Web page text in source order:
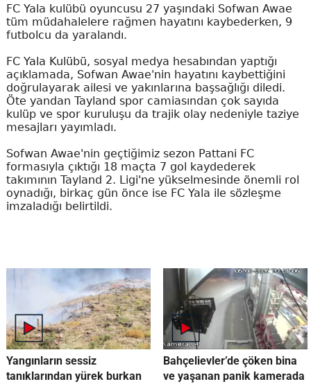
FC Yala kulübü oyuncusu 27 yaşındaki Sofwan Awae
tüm müdahalelere rağmen hayatını kaybederken, 9
futbolcu da yaralandı.
FC Yala Kulübü, sosyal medya hesabından yaptığı
açıklamada, Sofwan Awae'nin hayatını kaybettiğini
doğrulayarak ailesi ve yakınlarına başsağlığı diledi.
Öte yandan Tayland spor camiasından çok sayıda
kulüp ve spor kuruluşu da trajik olay nedeniyle taziye
mesajları yayımladı.
Sofwan Awae'nin geçtiğimiz sezon Pattani FC
formasıyla çıktığı 18 maçta 7 gol kaydederek
takımının Tayland 2. Ligi'ne yükselmesinde önemli rol
oynadığı, birkaç gün önce ise FC Yala ile sözleşme
imzaladığı belirtildi.
Yangınların sessiz
tanıklarından yürek burkan
Bahçelievler’de çöken bina
ve yaşanan panik kamerada